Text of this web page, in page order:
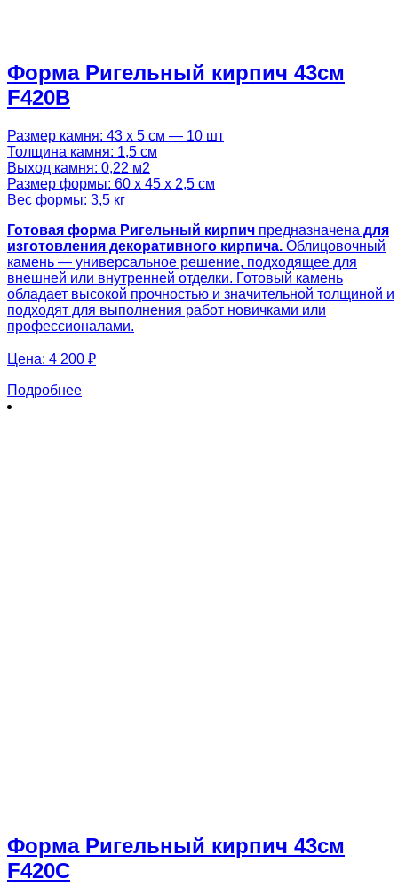
Форма Ригельный кирпич 43см
F420B
Размер камня: 43 х 5 см — 10 шт
Толщина камня: 1,5 см
Выход камня: 0,22 м2
Размер формы: 60 х 45 х 2,5 см
Вес формы: 3,5 кг
Готовая форма Ригельный кирпич предназначена для
изготовления декоративного кирпича. Облицовочный
камень — универсальное решение, подходящее для
внешней или внутренней отделки. Готовый камень
обладает высокой прочностью и значительной толщиной и
подходят для выполнения работ новичками или
профессионалами.
Цена: 4 200 ₽
Подробнее
Форма Ригельный кирпич 43см
F420C